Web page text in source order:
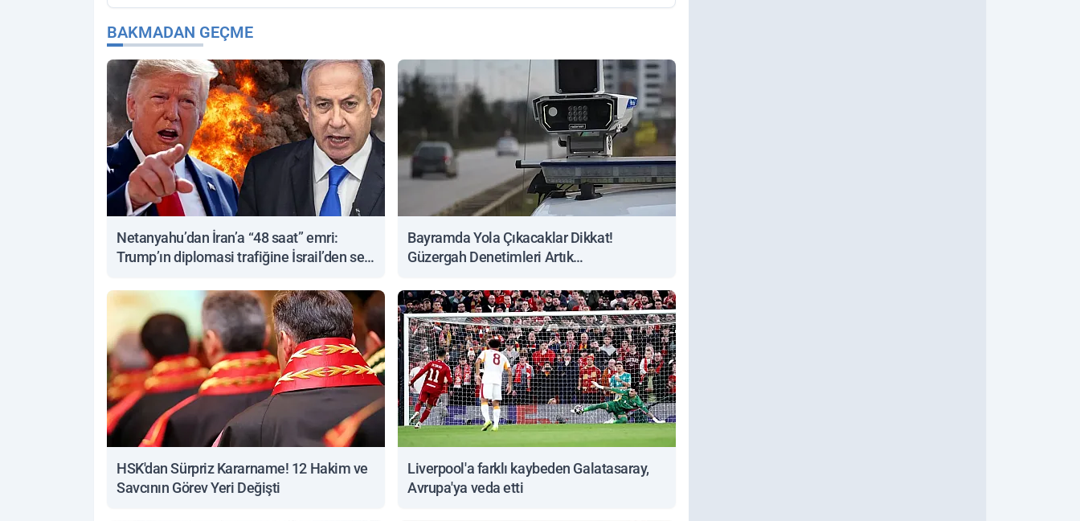
BAKMADAN GEÇME
Netanyahu’dan İran’a “48 saat” emri:
Trump’ın diplomasi trafiğine İsrail’den sert
Bayramda Yola Çıkacaklar Dikkat!
Güzergah Denetimleri Artık
HSK'dan Sürpriz Kararname! 12 Hakim ve
Savcının Görev Yeri Değişti
Liverpool'a farklı kaybeden Galatasaray,
Avrupa'ya veda etti